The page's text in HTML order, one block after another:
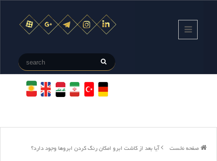
صفحه نخست آیا بعد از کاشت ابرو امکان رنگ کردن ابروها وجود دارد؟